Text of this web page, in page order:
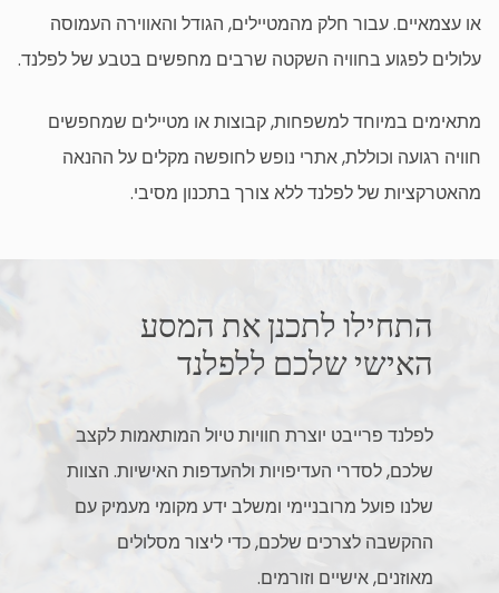
או עצמאיים. עבור חלק מהמטיילים, הגודל והאווירה העמוסה
עלולים לפגוע בחוויה השקטה שרבים מחפשים בטבע של לפלנד.
מתאימים במיוחד למשפחות, קבוצות או מטיילים שמחפשים
חוויה רגועה וכוללת, אתרי נופש לחופשה מקלים על ההנאה
מהאטרקציות של לפלנד ללא צורך בתכנון מסיבי.
התחילו לתכנן את המסע
האישי שלכם ללפלנד
לפלנד פרייבט יוצרת חוויות טיול המותאמות לקצב
שלכם, לסדרי העדיפויות ולהעדפות האישיות. הצוות
שלנו פועל מרובניימי ומשלב ידע מקומי מעמיק עם
ההקשבה לצרכים שלכם, כדי ליצור מסלולים
מאוזנים, אישיים וזורמים.